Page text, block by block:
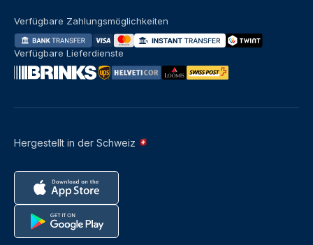
Hergestellt in der Schweiz
Verfügbare Zahlungsmöglichkeiten
Verfügbare Lieferdienste